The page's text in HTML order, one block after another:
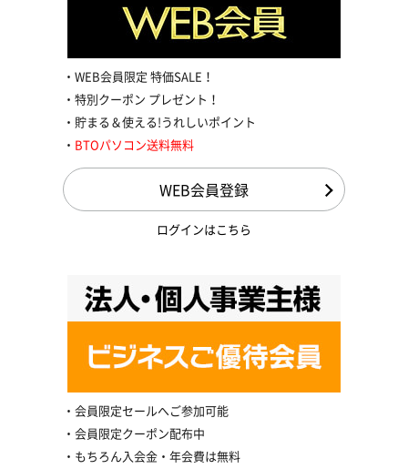
WEB会員限定 特価SALE！
特別クーポン プレゼント！
貯まる＆使える!うれしいポイント
BTOパソコン送料無料
WEB会員登録
ログインはこちら
会員限定セールへご参加可能
会員限定クーポン配布中
もちろん入会金・年会費は無料